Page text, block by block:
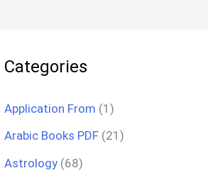
Categories
Application From (1)
Arabic Books PDF (21)
Astrology (68)